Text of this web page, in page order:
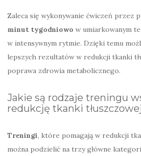
Zaleca się wykonywanie ćwiczeń przez
minut tygodniowo w umiarkowanym
w intensywnym rytmie. Dzięki temu
lepszych rezultatów w redukcji tkanki
poprawa zdrowia metabolicznego.
Jakie są rodzaje treningu
redukcję tkanki
Treningi, które pomagają w redukcji
można podzielić na trzy główne